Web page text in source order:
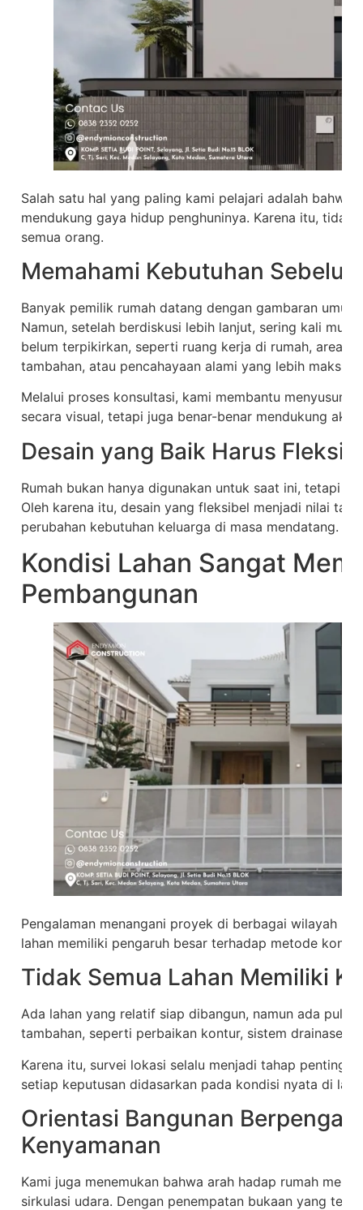
Salah satu hal yang paling kami pelajari adalah bahwa
mendukung gaya hidup penghuninya. Karena itu,
semua orang.
Memahami Kebutuhan
Banyak pemilik rumah datang dengan gambaran
Namun, setelah berdiskusi lebih lanjut, sering kali
belum terpikirkan, seperti ruang kerja di rumah, area
tambahan, atau pencahayaan alami yang lebih
Melalui proses konsultasi, kami membantu menyusun
secara visual, tetapi juga benar-benar mendukung
Desain yang Baik Harus
Rumah bukan hanya digunakan untuk saat ini, tetapi
Oleh karena itu, desain yang fleksibel menjadi nilai
perubahan kebutuhan keluarga di masa mendatang.
Kondisi Lahan Sangat
Pembangunan
Pengalaman menangani proyek di berbagai wilayah
lahan memiliki pengaruh besar terhadap metode
Tidak Semua Lahan Memiliki
Ada lahan yang relatif siap dibangun, namun ada pula
tambahan, seperti perbaikan kontur, sistem drainase,
Karena itu, survei lokasi selalu menjadi tahap penting
setiap keputusan didasarkan pada kondisi nyata di
Orientasi Bangunan
Kenyamanan
Kami juga menemukan bahwa arah hadap rumah
sirkulasi udara. Dengan penempatan bukaan yang